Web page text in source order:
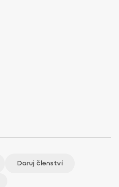
Daruj členství